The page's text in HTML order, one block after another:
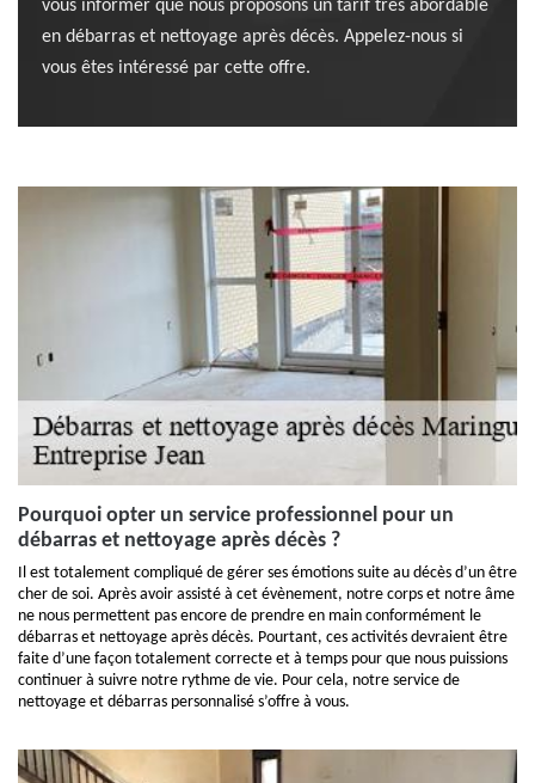
vous informer que nous proposons un tarif très abordable
en débarras et nettoyage après décès. Appelez-nous si
vous êtes intéressé par cette offre.
Pourquoi opter un service professionnel pour un
débarras et nettoyage après décès ?
Il est totalement compliqué de gérer ses émotions suite au décès d’un être
cher de soi. Après avoir assisté à cet évènement, notre corps et notre âme
ne nous permettent pas encore de prendre en main conformément le
débarras et nettoyage après décès. Pourtant, ces activités devraient être
faite d’une façon totalement correcte et à temps pour que nous puissions
continuer à suivre notre rythme de vie. Pour cela, notre service de
nettoyage et débarras personnalisé s’offre à vous.